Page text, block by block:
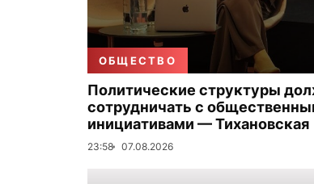
ОБЩЕСТВО
Политические структуры
сотрудничать с
инициативами — Тихановская
23:58 07.08.2026